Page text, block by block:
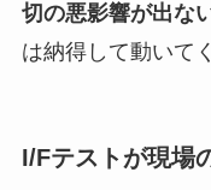
切の悪影響が出な
は納得して動いて
I/Fテストが現場